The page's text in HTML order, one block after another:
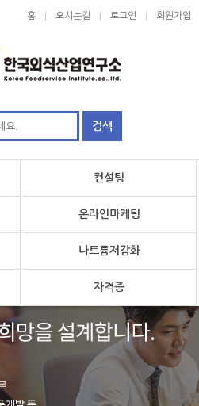
홈 오시는길 로그인 회원가입
컨설팅
온라인마케팅
나트륨저감화
자격증